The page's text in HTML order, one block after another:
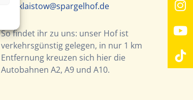
info-klaistow@spargelhof.de
So findet ihr zu uns: unser Hof ist
verkehrsgünstig gelegen, in nur 1 km
Entfernung kreuzen sich hier die
Autobahnen A2, A9 und A10.